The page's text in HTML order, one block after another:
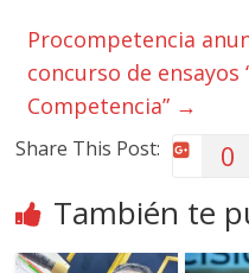
Procompetencia
concurso de ensayos
Competencia” →
Share This Post: 0
También te